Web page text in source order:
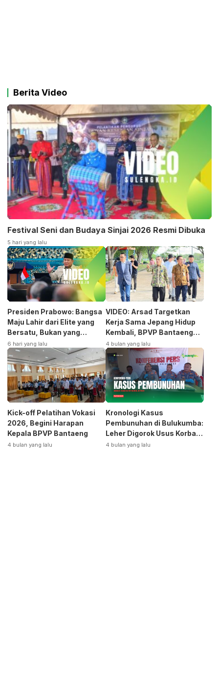
Berita Video
Festival Seni dan Budaya Sinjai 2026 Resmi Dibuka
5 hari yang lalu
Presiden Prabowo: Bangsa
Maju Lahir dari Elite yang
Bersatu, Bukan yang
Terpecah
6 hari yang lalu
VIDEO: Arsad Targetkan
Kerja Sama Jepang Hidup
Kembali, BPVP Bantaeng
Siap Bangkitkan Jurusan
Otomotif
4 bulan yang lalu
Kick-off Pelatihan Vokasi
2026, Begini Harapan
Kepala BPVP Bantaeng
4 bulan yang lalu
Kronologi Kasus
Pembunuhan di Bulukumba:
Leher Digorok Usus Korban
Dikeluarkan
4 bulan yang lalu